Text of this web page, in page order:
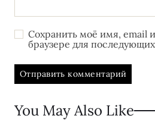
Сохранить моё имя, email
браузере для
You May Also Like